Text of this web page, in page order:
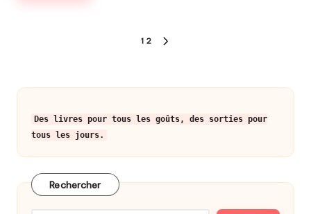
publications
1 2
Des livres pour tous les goûts, des sorties pour
tous les jours.
Rechercher